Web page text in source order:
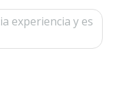
experiencia y es